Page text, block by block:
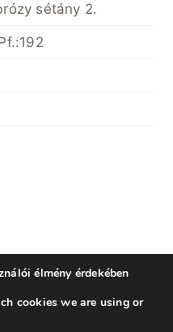
sétány 2.
Mérnöki és Növényorvosi
• All Rights Reserved • Minden
élmény érdekében
cookies we are using or